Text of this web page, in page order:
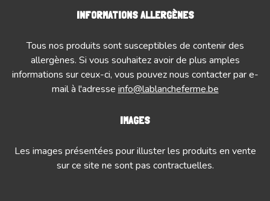
INFORMATIONS ALLERGÈNES
Tous nos produits sont susceptibles de contenir des
allergènes. Si vous souhaitez avoir de plus amples
informations sur ceux-ci, vous pouvez nous contacter par e-
mail à l'adresse info@lablancheferme.be
IMAGES
Les images présentées pour illuster les produits en vente
sur ce site ne sont pas contractuelles.